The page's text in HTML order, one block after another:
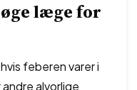
læge for
feberen varer i
alvorlige